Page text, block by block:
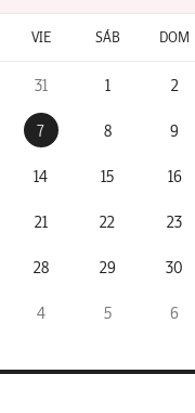
VIE SÁB DOM
31 1 2
7 8 9
14 15 16
21 22 23
28 29 30
4 5 6